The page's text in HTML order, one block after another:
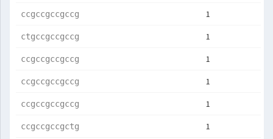
ccgccgccgccg 1
ctgccgccgccg 1
ccgccgccgccg 1
ccgccgccgccg 1
ccgccgccgccg 1
ccgccgccgctg 1